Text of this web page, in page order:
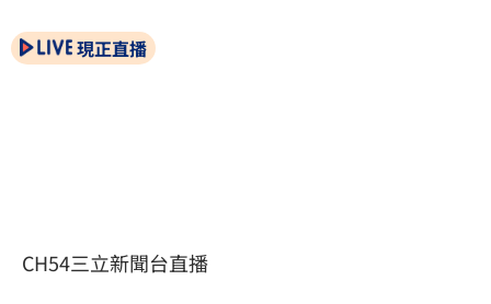
現正直播
CH54三立新聞台直播